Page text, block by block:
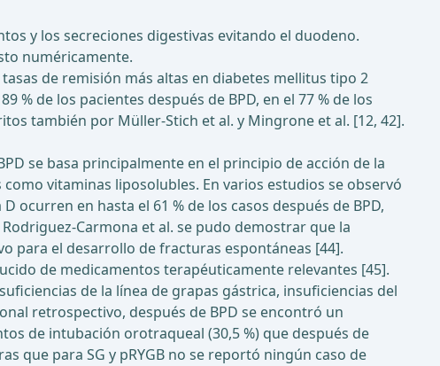
y los secreciones digestivas evitando el duodeno.
numéricamente.
de remisión más altas en diabetes mellitus tipo 2
de los pacientes después de BPD, en el 77 % de los
también por Müller-Stich et al. y Mingrone et al. [12, 42].
se basa principalmente en el principio de acción de la
vitaminas liposolubles. En varios estudios se observó
ocurren en hasta el 61 % de los casos después de BPD,
Carmona et al. se pudo demostrar que la
para el desarrollo de fracturas espontáneas [44].
de medicamentos terapéuticamente relevantes [45].
de la línea de grapas gástrica, insuficiencias del
retrospectivo, después de BPD se encontró un
de intubación orotraqueal (30,5 %) que después de
que para SG y pRYGB no se reportó ningún caso de